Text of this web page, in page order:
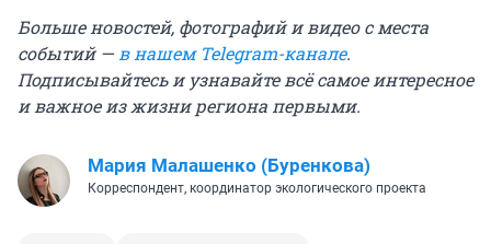
Больше новостей, фотографий и видео с места
событий — в нашем Telegram-канале.
Подписывайтесь и узнавайте всё самое интересное
и важное из жизни региона первыми.
Мария Малашенко (Буренкова)
Корреспондент, координатор экологического проекта